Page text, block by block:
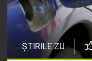
ȘTIRILE ZU